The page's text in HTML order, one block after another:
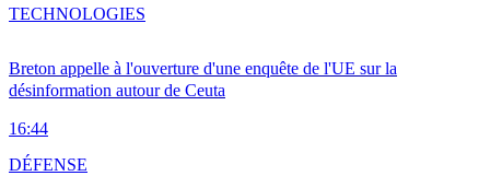
Breton appelle à l'ouverture d'une enquête de l'UE sur la
désinformation autour de Ceuta
16:44
TECHNOLOGIES
DÉFENSE